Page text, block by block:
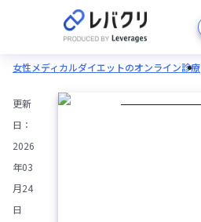
女性メディカルダイエットのオンライン診療
更新
日：
2026
年03
月24
日